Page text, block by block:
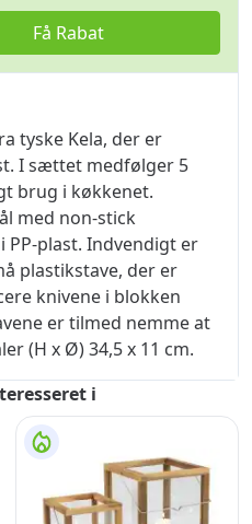
Få Rabat
tyske Kela, der er
I sættet medfølger 5
brug i køkkenet.
med non-stick
PP-plast. Indvendigt er
plastikstave, der er
knivene i blokken
er tilmed nemme at
(H x Ø) 34,5 x 11 cm.
i